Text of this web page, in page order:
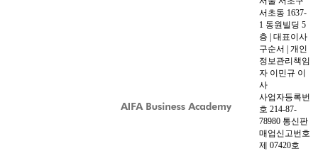
서초동 1637-
1 동원빌딩 5
층 | 대표이사
구순서 | 개인
정보관리책임
자 이민규 이
사
사업자등록번
호 214-87-
78980 통신판
매업신고번호
제 07420호